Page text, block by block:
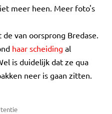
meer heen. Meer foto's
van oorsprong Bredase.
haar scheiding al
is duidelijk dat ze qua
neer is gaan zitten.